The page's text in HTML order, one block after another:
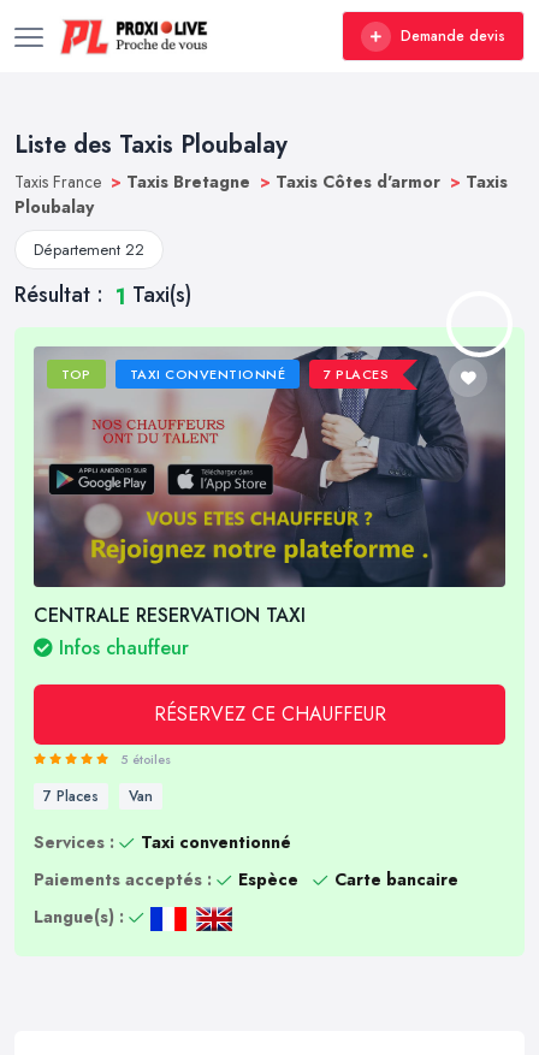
Demande devis
Liste des Taxis Ploubalay
Taxis France > Taxis Bretagne > Taxis Côtes d'armor > Taxis
Ploubalay
Département 22
Résultat : 1 Taxi(s)
TOP TAXI CONVENTIONNÉ 7 PLACES
CENTRALE RESERVATION TAXI
Infos chauffeur
RÉSERVEZ CE CHAUFFEUR
5 étoiles
7 Places Van
Services :
Taxi conventionné
Paiements acceptés :
Espèce
Carte bancaire
Langue(s) :